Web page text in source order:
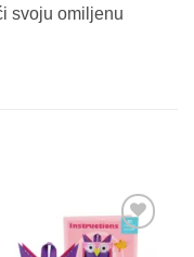
svoju omiljenu
Sačuvaj